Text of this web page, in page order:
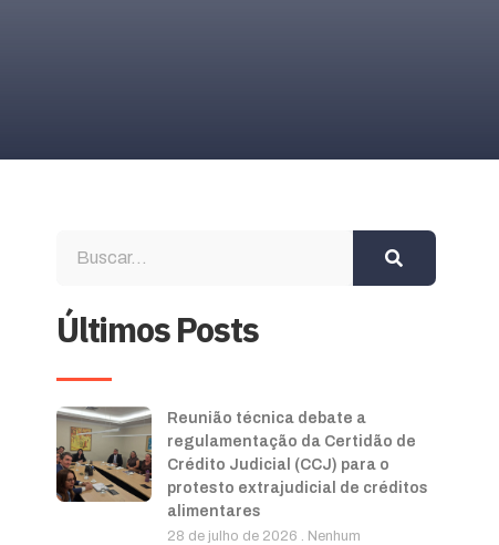
Últimos Posts
Reunião técnica debate a
regulamentação da Certidão de
Crédito Judicial (CCJ) para o
protesto extrajudicial de créditos
alimentares
28 de julho de 2026
Nenhum